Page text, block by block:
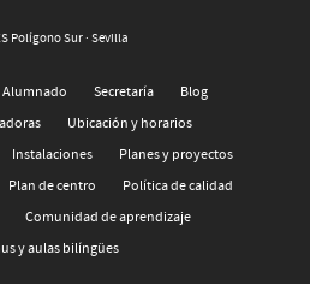
Polígono Sur · Sevilla
Alumnado Secretaría
Blog
Ubicación y horarios
Instalaciones
Planes y proyectos
Plan de centro
Política de calidad
Comunidad de aprendizaje
y aulas bilíngües